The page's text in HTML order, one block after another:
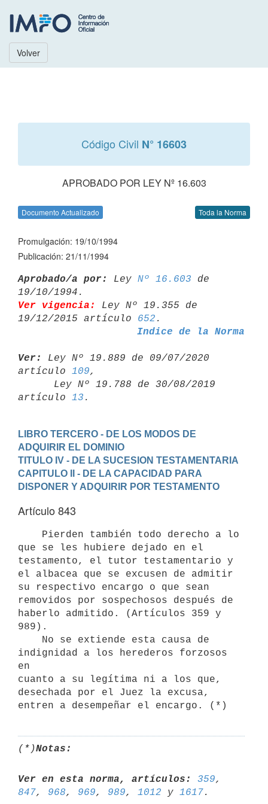
Volver
Código Civil N° 16603
APROBADO POR LEY Nº 16.603
Documento Actualizado Toda la Norma
Promulgación: 19/10/1994
Publicación: 21/11/1994
Aprobado/a por: Ley Nº 16.603 de
Ver vigencia:
Ley Nº 19.355 de
19/12/2015 artículo 652
Indice de la Norma
Ver:
Ley Nº 19.889 de 09/07/2020
artículo 109,
artículo 13
LIBRO TERCERO - DE LOS MODOS DE
ADQUIRIR EL DOMINIO
TITULO IV - DE LA SUCESION TESTAMENTARIA
CAPITULO II - DE LA CAPACIDAD PARA
DISPONER Y ADQUIRIR POR TESTAMENTO
Artículo 843
que se les hubiere dejado en el
testamento, el tutor testamentario y
el albacea que se excusen de admitir
su respectivo encargo o que sean
removidos por sospechosos después de
haberlo admitido. (Artículos 359 y
989).
indignidad a los herederos forzosos
en
cuanto a su legítima ni a los que,
desechada por el Juez la excusa,
(*)Notas:
Ver en esta norma, artículos: 359
847, 968, 969, 989, 1012 y 1617